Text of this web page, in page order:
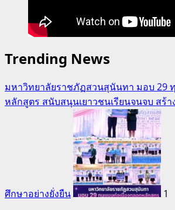
Trending News
มหาวิทยาลัยราชภัฏสวนสุนันทา มอบ 29
หลักสูตร สนับสนุนเยาวชนเรียนจนจบ สร้า
ศึกษาอย่างยั่งยืน
1